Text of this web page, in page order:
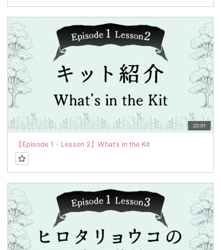
20:01
【Episode 1・Lesson 2】What’s in the Kit